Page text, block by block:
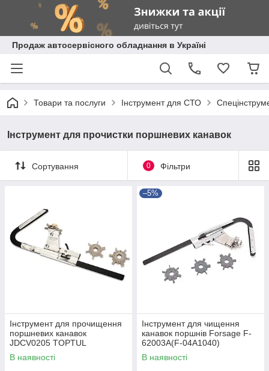
Продаж автосервісного обладнання в Україні
Товари та послуги Інструмент для СТО
Інструмент для прочистки поршневих канавок
Сортування 0 Фільтри
Інструмент для пpoчищeння
пopшнeвиx кaнaвoк
JDCV0205 TOPTUL
В наявності
–5%
Інструмент для чищення
канавок поршнів Forsage F-
62003A(F-04A1040)
В наявності